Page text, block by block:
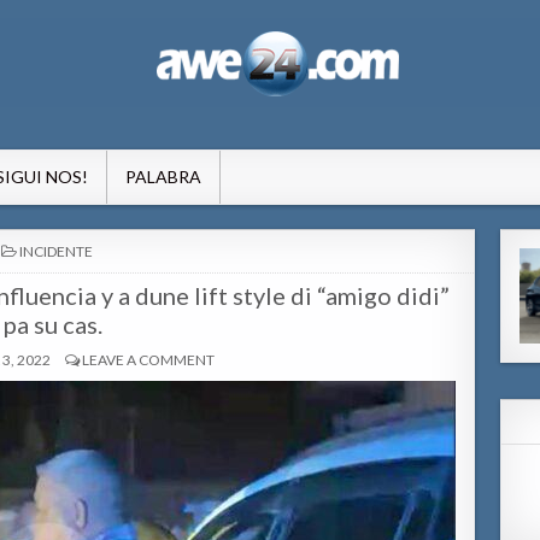
NOS! PALABRA
POSTED
IN
INCIDENTE
y a dune lift style di “amigo didi”
pa su cas.
2022 LEAVE A COMMENT